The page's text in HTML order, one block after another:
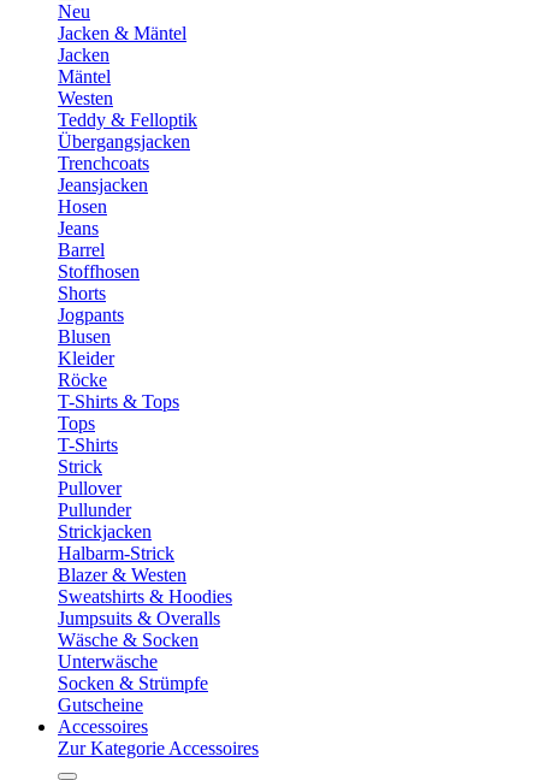
Neu
Jacken & Mäntel
Jacken
Mäntel
Westen
Teddy & Felloptik
Übergangsjacken
Trenchcoats
Jeansjacken
Hosen
Jeans
Barrel
Stoffhosen
Shorts
Jogpants
Blusen
Kleider
Röcke
T-Shirts & Tops
Tops
T-Shirts
Strick
Pullover
Pullunder
Strickjacken
Halbarm-Strick
Blazer & Westen
Sweatshirts & Hoodies
Jumpsuits & Overalls
Wäsche & Socken
Unterwäsche
Socken & Strümpfe
Gutscheine
Accessoires
Zur Kategorie Accessoires